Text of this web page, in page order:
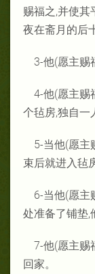
赐福之,并使其
夜在斋月的后
3-他(愿主赐
4-他(愿主赐
个毡房,独自一
5-当他(愿主
束后就进入毡
6-当他(愿主
处准备了铺垫,
7-他(愿主赐
回家。